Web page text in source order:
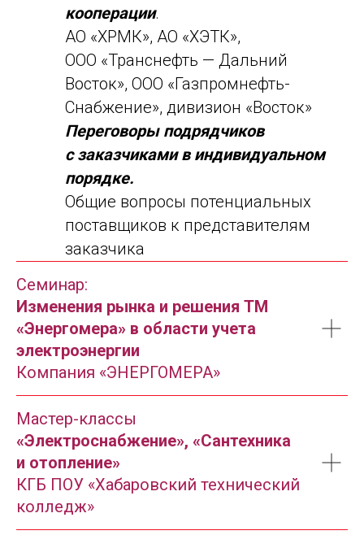
кооперации.
АО «ХРМК», АО «ХЭТК»,
ООО «Транснефть — Дальний
Восток», ООО «Газпромнефть-
Снабжение», дивизион «Восток»
Переговоры подрядчиков
с заказчиками в индивидуальном
порядке.
Общие вопросы потенциальных
поставщиков к представителям
заказчика
Семинар:
Изменения рынка и решения ТМ
«Энергомера» в области учета
электроэнергии
Компания «ЭНЕРГОМЕРА»
Мастер-классы
«Электроснабжение», «Сантехника
и отопление»
КГБ ПОУ «Хабаровский технический
колледж»